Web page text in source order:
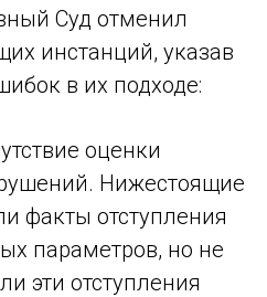
Суд отменил
инстанций, указав
в их подходе:
оценки
Нижестоящие
факты отступления
параметров, но не
эти отступления